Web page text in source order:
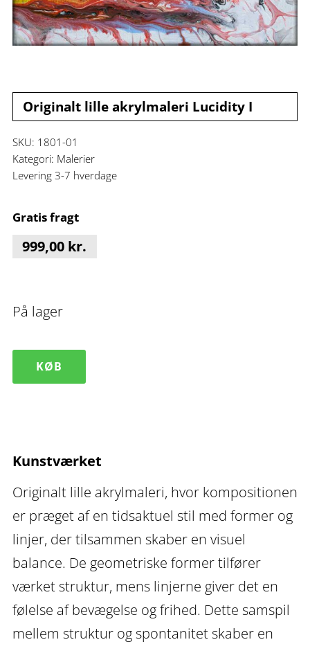
Originalt lille akrylmaleri Lucidity I
SKU: 1801-01
Kategori: Malerier
Levering 3-7 hverdage
Gratis fragt
999,00 kr.
På lager
Originalt
lille
I
KØB
Kunstværket
Originalt lille akrylmaleri, hvor kompositionen
er præget af en tidsaktuel stil med former og
linjer, der tilsammen skaber en visuel
balance. De geometriske former tilfører
værket struktur, mens linjerne giver det en
følelse af bevægelse og frihed. Dette samspil
mellem struktur og spontanitet skaber en